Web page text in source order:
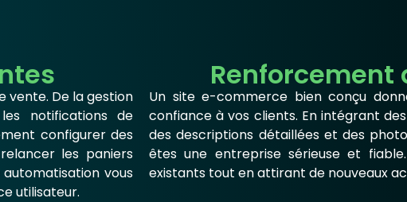
vente. De la gestion
notifications de
configurer des
les paniers
vous
utilisateur.
Un site e-commerce bien conçu
confiance à vos clients. En intégrant
des descriptions détaillées et des
êtes une entreprise sérieuse et
existants tout en attirant de nouveaux